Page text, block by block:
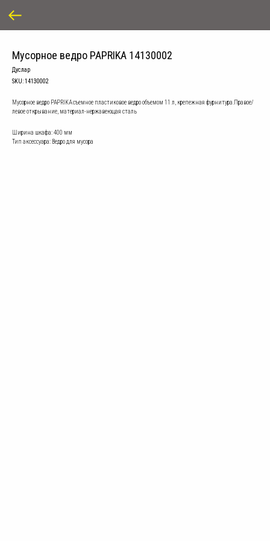
Мусорное ведро PAPRIKA 14130002
Дуслар
SKU:14130002
Мусорное ведро PAPRIKA съемное пластиковое ведро объемом 11 л, крепежная фурнитура.Правое/
левое открывание, материал-нержавеющая сталь
Ширина шкафа: 400 мм
Тип аксессуара: Ведро для мусора